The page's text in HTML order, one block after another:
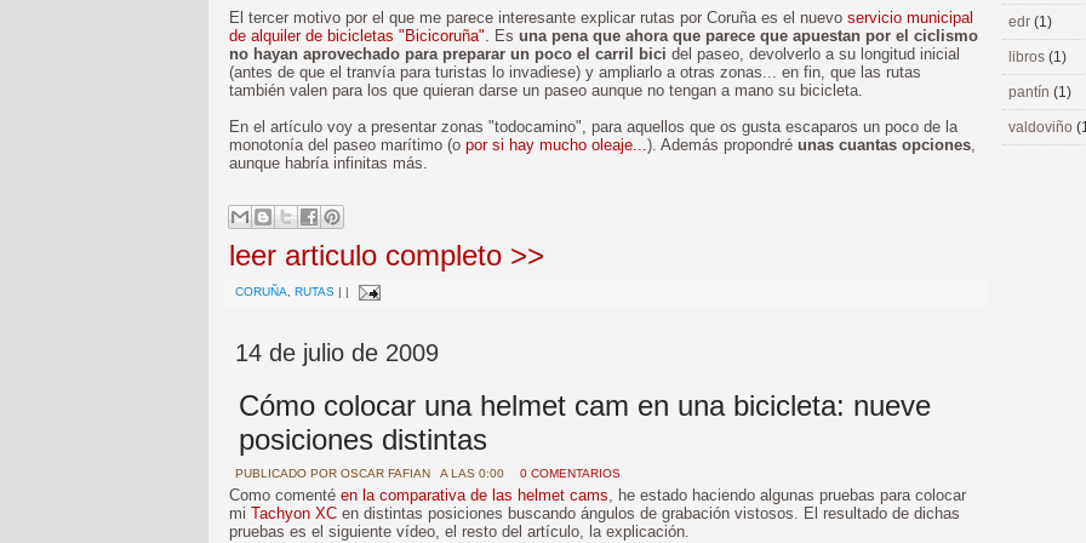
El tercer motivo por el que me parece interesante explicar rutas por Coruña es el nuevo servicio municipal
de alquiler de bicicletas "Bicicoruña". Es una pena que ahora que parece que apuestan por el ciclismo
no hayan aprovechado para preparar un poco el carril bici del paseo, devolverlo a su longitud inicial
(antes de que el tranvía para turistas lo invadiese) y ampliarlo a otras zonas... en fin, que las rutas
también valen para los que quieran darse un paseo aunque no tengan a mano su bicicleta.
En el artículo voy a presentar zonas "todocamino", para aquellos que os gusta escaparos un poco de la
monotonía del paseo marítimo (o por si hay mucho oleaje...). Además propondré unas cuantas opciones,
aunque habría infinitas más.
leer articulo completo >>
CORUÑA RUTAS | |
14 de julio de 2009
Cómo colocar una helmet cam en una bicicleta: nueve
posiciones distintas
PUBLICADO POR OSCAR FAFIAN A LAS 0:00 0 COMENTARIOS
Como comenté en la comparativa de las helmet cams , he estado haciendo algunas pruebas para colocar
mi Tachyon XC en distintas posiciones buscando ángulos de grabación vistosos. El resultado de dichas
pruebas es el siguiente vídeo, el resto del artículo, la explicación.
edr (1)
libros (1)
pantín (1)
valdoviño